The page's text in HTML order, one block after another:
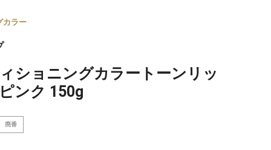
カラー
ショニングカラートーンリッ
ンク 150g
廃番